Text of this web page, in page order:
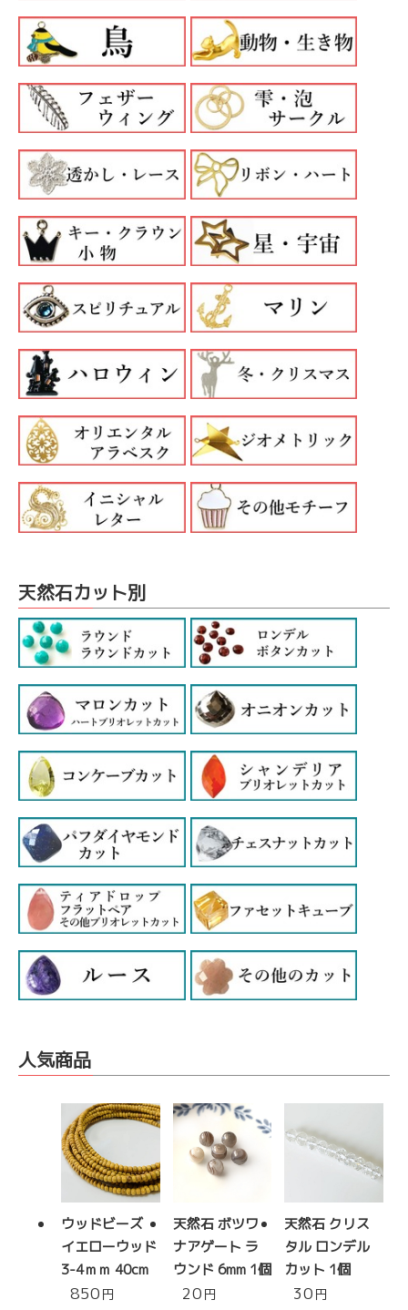
天然石カット別
人気商品
ウッドビーズ
イエローウッド
3-4ｍｍ 40cm
850 円
天然石 ボツワ
ナアゲート ラ
ウンド 6mm 1個
20 円
天然石 クリス
タル ロンデル
カット 1個
30 円